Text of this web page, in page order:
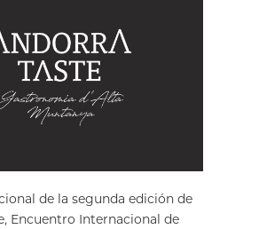
de la segunda edición de
Encuentro Internacional de